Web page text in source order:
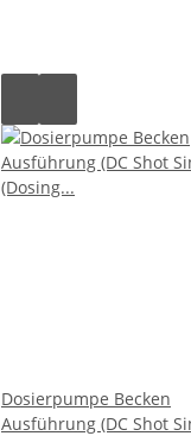
Dosierpumpe Becken
Ausführung (DC Shot